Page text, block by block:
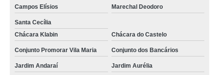
Campos Elísios Marechal Deodoro
Santa Cecília
Chácara Klabin
Chácara do Castelo
Conjunto Promorar Vila Maria Conjunto dos Bancários
Jardim Andaraí Jardim Aurélia